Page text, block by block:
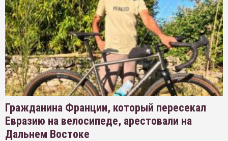
Гражданина Франции, который пересекал
Евразию на велосипеде, арестовали на
Дальнем Востоке